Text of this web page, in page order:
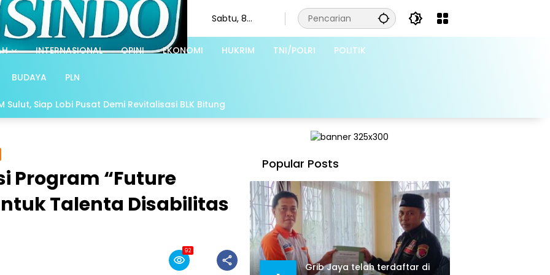
Sabtu, 8
INTERNASIONAL OPINI EKONOMI HUKRIM TNI/POLRI POLITIK
BUDAYA PLN
Siap Lobi Pusat Demi Revitalisasi BLK Bitung
Program “Future
Talenta Disabilitas
92
Popular Posts
Grib Jaya telah terdaftar di